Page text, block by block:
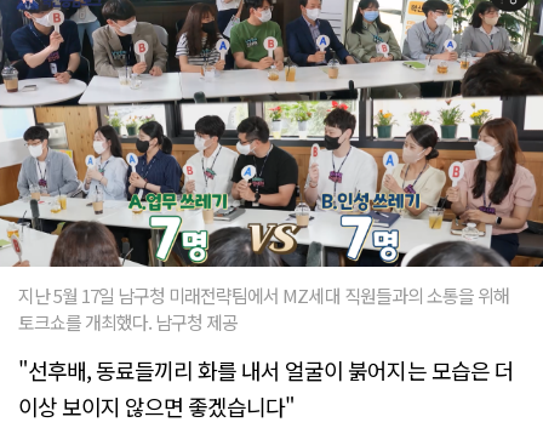
지난 5월 17일 남구청 미래전략팀에서 MZ세대 직원들과의 소통을 위해
토크쇼를 개최했다. 남구청 제공
"선후배, 동료들끼리 화를 내서 얼굴이 붉어지는 모습은 더
이상 보이지 않으면 좋겠습니다"